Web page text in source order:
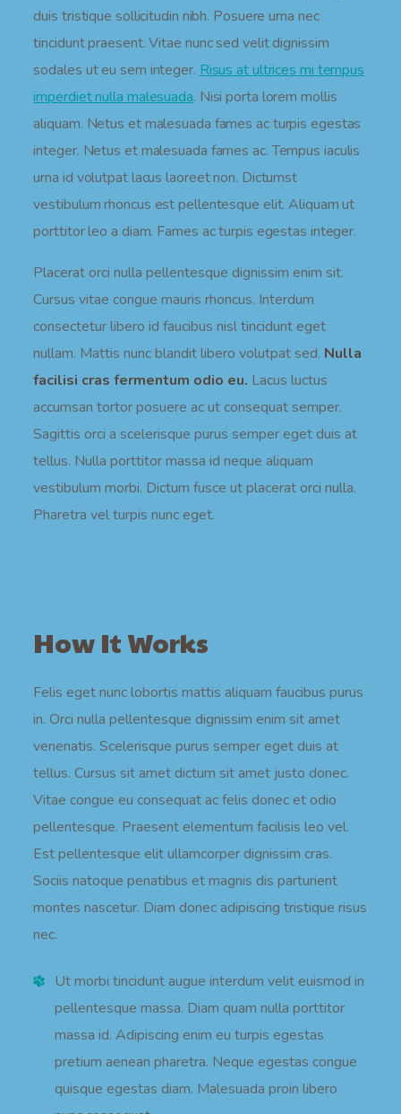
duis tristique sollicitudin nibh. Posuere urna nec
tincidunt praesent. Vitae nunc sed velit dignissim
sodales ut eu sem integer. Risus at ultrices mi tempus
imperdiet nulla malesuada. Nisi porta lorem mollis
aliquam. Netus et malesuada fames ac turpis egestas
integer. Netus et malesuada fames ac. Tempus iaculis
urna id volutpat lacus laoreet non. Dictumst
vestibulum rhoncus est pellentesque elit. Aliquam ut
porttitor leo a diam. Fames ac turpis egestas integer.
Placerat orci nulla pellentesque dignissim enim sit.
Cursus vitae congue mauris rhoncus. Interdum
consectetur libero id faucibus nisl tincidunt eget
nullam. Mattis nunc blandit libero volutpat sed. Nulla
facilisi cras fermentum odio eu. Lacus luctus
accumsan tortor posuere ac ut consequat semper.
Sagittis orci a scelerisque purus semper eget duis at
tellus. Nulla porttitor massa id neque aliquam
vestibulum morbi. Dictum fusce ut placerat orci nulla.
Pharetra vel turpis nunc eget.
How It Works
Felis eget nunc lobortis mattis aliquam faucibus purus
in. Orci nulla pellentesque dignissim enim sit amet
venenatis. Scelerisque purus semper eget duis at
tellus. Cursus sit amet dictum sit amet justo donec.
Vitae congue eu consequat ac felis donec et odio
pellentesque. Praesent elementum facilisis leo vel.
Est pellentesque elit ullamcorper dignissim cras.
Sociis natoque penatibus et magnis dis parturient
montes nascetur. Diam donec adipiscing tristique risus
nec.
Ut morbi tincidunt augue interdum velit euismod in
pellentesque massa. Diam quam nulla porttitor
massa id. Adipiscing enim eu turpis egestas
pretium aenean pharetra. Neque egestas congue
quisque egestas diam. Malesuada proin libero